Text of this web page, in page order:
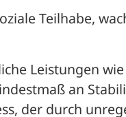
Teilhabe,
Leistungen
an
der durch